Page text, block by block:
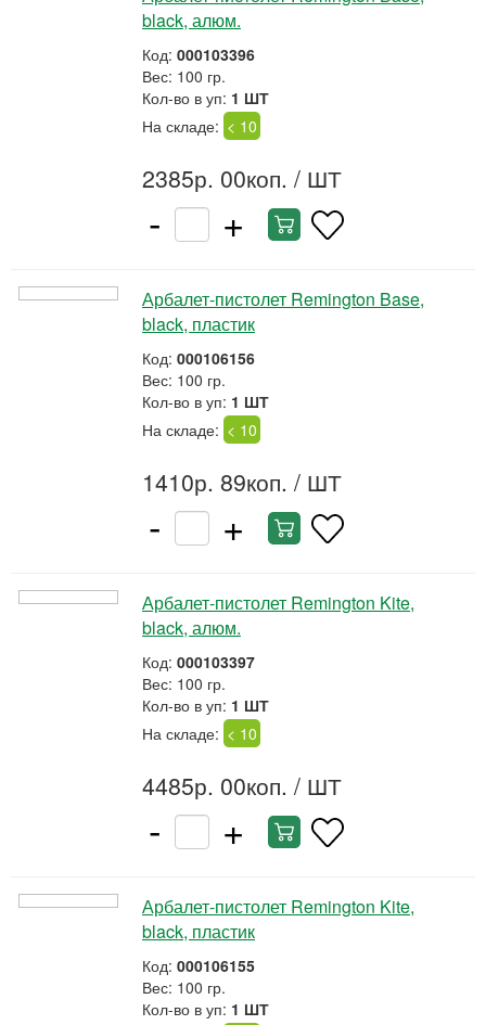
black, алюм.
Код: 000103396
Вес: 100 гр.
Кол-во в уп: 1 ШТ
На складе: < 10
2385р. 00коп. / ШТ
- +
Арбалет-пистолет Remington Base,
black, пластик
Код: 000106156
Вес: 100 гр.
Кол-во в уп: 1 ШТ
На складе: < 10
1410р. 89коп. / ШТ
- +
Арбалет-пистолет Remington Kite,
black, алюм.
Код: 000103397
Вес: 100 гр.
Кол-во в уп: 1 ШТ
На складе: < 10
4485р. 00коп. / ШТ
- +
Арбалет-пистолет Remington Kite,
black, пластик
Код: 000106155
Вес: 100 гр.
Кол-во в уп: 1 ШТ